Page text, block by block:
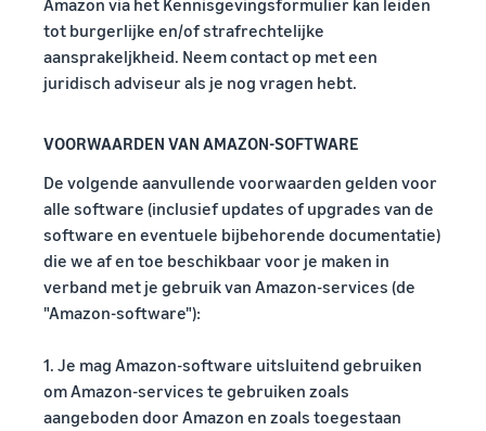
Amazon via het Kennisgevingsformulier kan leiden
tot burgerlijke en/of strafrechtelijke
aansprakeljkheid. Neem contact op met een
juridisch adviseur als je nog vragen hebt.
VOORWAARDEN VAN AMAZON-SOFTWARE
De volgende aanvullende voorwaarden gelden voor
alle software (inclusief updates of upgrades van de
software en eventuele bijbehorende documentatie)
die we af en toe beschikbaar voor je maken in
verband met je gebruik van Amazon-services (de
"Amazon-software"):
1. Je mag Amazon-software uitsluitend gebruiken
om Amazon-services te gebruiken zoals
aangeboden door Amazon en zoals toegestaan